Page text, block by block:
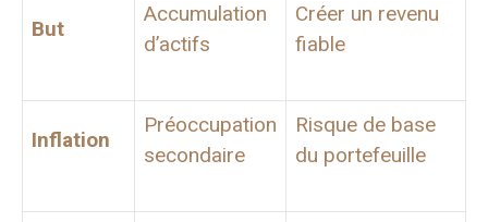
But
Accumulation
d’actifs
Créer un revenu
fiable
Inflation
Préoccupation
secondaire
Risque de base
du portefeuille